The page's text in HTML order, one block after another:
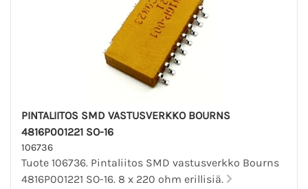
PINTALIITOS SMD VASTUSVERKKO BOURNS
4816P001221 SO-16
106736
Tuote 106736. Pintaliitos SMD vastusverkko Bourns
4816P001221 SO-16. 8 x 220 ohm erillisiä.